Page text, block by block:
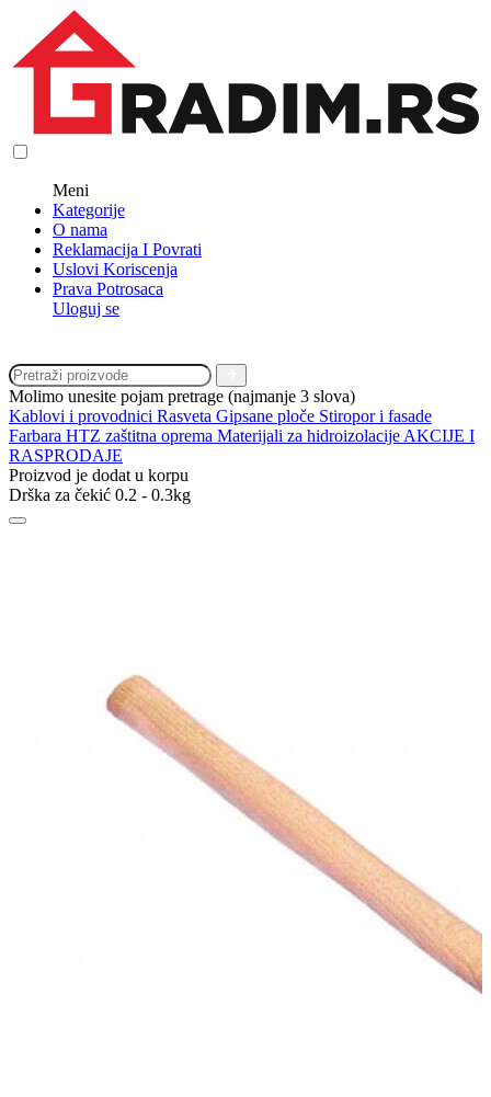
Meni
Kategorije
O nama
Reklamacija I Povrati
Uslovi Koriscenja
Prava Potrosaca
Uloguj se
Molimo unesite pojam pretrage (najmanje 3 slova)
Kablovi i provodnici Rasveta Gipsane ploče Stiropor i fasade
Farbara HTZ zaštitna oprema Materijali za hidroizolacije AKCIJE I
RASPRODAJE
Proizvod je dodat u korpu
Drška za čekić 0.2 - 0.3kg